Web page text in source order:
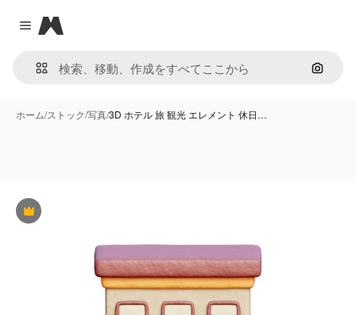
Close menu
Magnific
画像で
ホーム/ストック/写真/3D ホテル 旅 観光 エレメント 休日…
Premium